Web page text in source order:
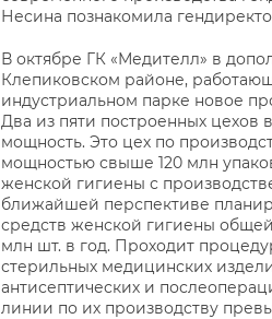
Несина познакомила
В октябре ГК «Медителл» в
Клепиковском районе,
индустриальном парке новое
Два из пяти построенных
мощность. Это цех по
мощностью свыше 120 млн
женской гигиены с
ближайшей перспективе
средств женской гигиены
млн шт. в год. Проходит
стерильных медицинских
антисептических и
линии по их производству